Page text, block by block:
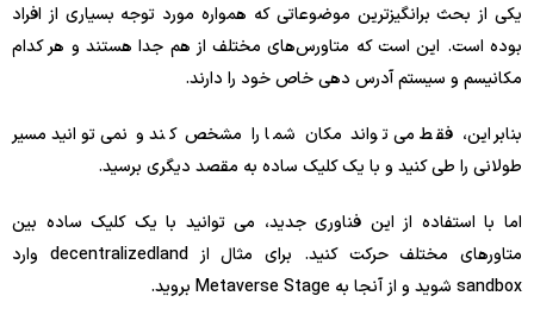
یکی از بحث برانگیزترین موضوعاتی که همواره مورد توجه بسیاری از افراد
بوده است. این است که متاورس‌های مختلف از هم جدا هستند و هر کدام
مکانیسم و سیستم آدرس دهی خاص خود را دارند.
بنابراین، فقط می تواند مکان شما را مشخص کند و نمی توانید مسیر
طولانی را طی کنید و با یک کلیک ساده به مقصد دیگری برسید.
اما با استفاده از این فناوری جدید، می توانید با یک کلیک ساده بین
متاورهای مختلف حرکت کنید. برای مثال از decentralizedland وارد
sandbox شوید و از آنجا به Metaverse Stage بروید.